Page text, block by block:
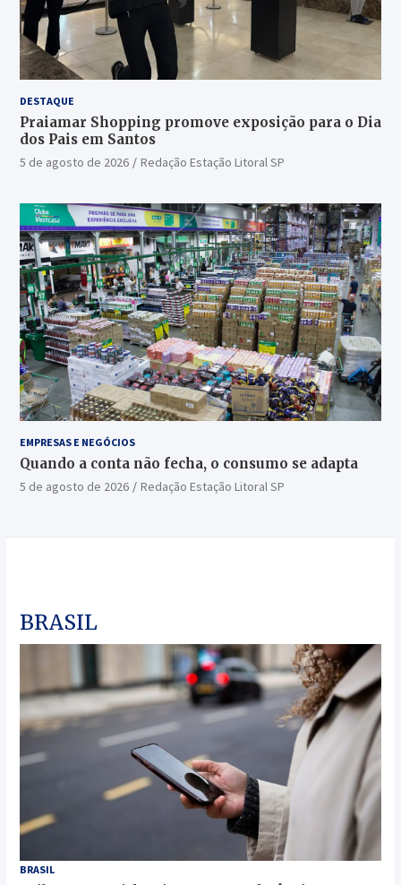
DESTAQUE
Praiamar Shopping promove exposição para o Dia
dos Pais em Santos
5 de agosto de 2026 Redação Estação Litoral SP
EMPRESAS E NEGÓCIOS
Quando a conta não fecha, o consumo se adapta
5 de agosto de 2026 Redação Estação Litoral SP
BRASIL
BRASIL